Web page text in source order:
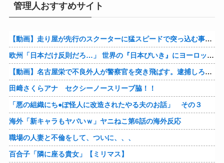
管理人おすすめサイト
【動画】走り屋が先行のスクーターに猛スピードで突っ込む事故。
欧州「日本だけ反則だろ…」 世界の『日本びいき』にヨーロッパ全土から不満の声
【動画】名古屋栄で不良外人が警察官を突き飛ばす。逮捕しろやｗｗｗ
田﨑さくらアナ セクシーノースリーブ脇！！
「悪の組織にち●ぽ怪人に改造されたやる夫のお話」 その３
海外「新キャラもヤバいｗ」ヤニねこ第6話の海外反応
職場の人妻と不倫をして、ついに、、、
百合子「隣に座る貴女」【ミリマス】